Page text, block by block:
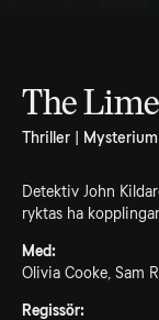
The
Thriller |
Detektiv John
ryktas ha
Med:
Olivia Cooke, Sam
Regissör: